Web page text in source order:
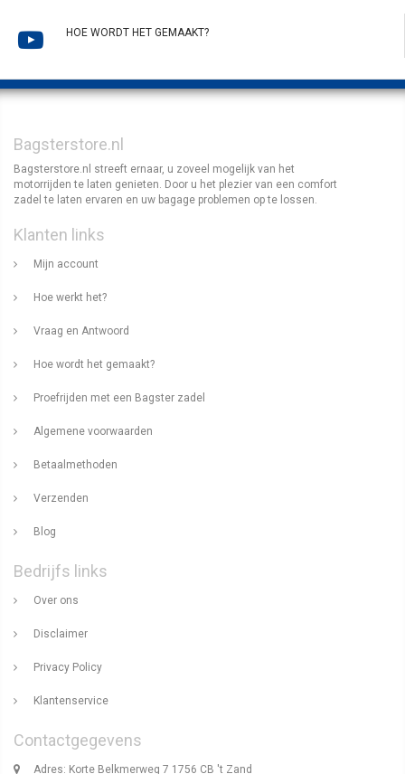
HOE WORDT HET GEMAAKT?
Bagsterstore.nl
Bagsterstore.nl streeft ernaar, u zoveel mogelijk van het
motorrijden te laten genieten. Door u het plezier van een comfort
zadel te laten ervaren en uw bagage problemen op te lossen.
Klanten links
Mijn account
Hoe werkt het?
Vraag en Antwoord
Hoe wordt het gemaakt?
Proefrijden met een Bagster zadel
Algemene voorwaarden
Betaalmethoden
Verzenden
Blog
Bedrijfs links
Over ons
Disclaimer
Privacy Policy
Klantenservice
Contactgegevens
Adres: Korte Belkmerweg 7 1756 CB 't Zand